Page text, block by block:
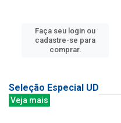
Faça seu login ou
cadastre-se para
comprar.
Seleção Especial UD
Veja mais